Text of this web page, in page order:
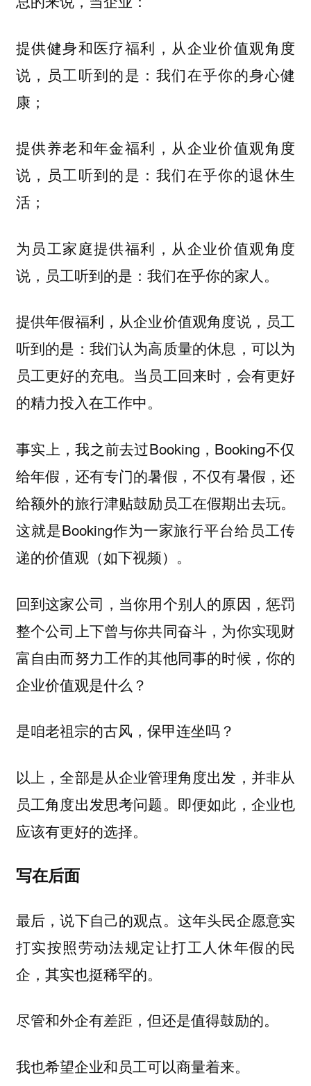
提供健身和医疗福利，从企业价值观角度
说，员工听到的是：我们在乎你的身心健
康；
提供养老和年金福利，从企业价值观角度
说，员工听到的是：我们在乎你的退休生
活；
为员工家庭提供福利，从企业价值观角度
说，员工听到的是：我们在乎你的家人。
提供年假福利，从企业价值观角度说，员工
听到的是：我们认为高质量的休息，可以为
员工更好的充电。当员工回来时，会有更好
的精力投入在工作中。
事实上，我之前去过Booking，Booking不仅
给年假，还有专门的暑假，不仅有暑假，还
给额外的旅行津贴鼓励员工在假期出去玩。
这就是Booking作为一家旅行平台给员工传
递的价值观（如下视频）。
回到这家公司，当你用个别人的原因，惩罚
整个公司上下曾与你共同奋斗，为你实现财
富自由而努力工作的其他同事的时候，你的
企业价值观是什么？
是咱老祖宗的古风，保甲连坐吗？
以上，全部是从企业管理角度出发，并非从
员工角度出发思考问题。即便如此，企业也
应该有更好的选择。
写在后面
最后，说下自己的观点。这年头民企愿意实
打实按照劳动法规定让打工人休年假的民
企，其实也挺稀罕的。
尽管和外企有差距，但还是值得鼓励的。
我也希望企业和员工可以商量着来。